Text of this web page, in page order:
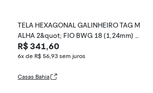
TELA HEXAGONAL GALINHEIRO TAG M
ALHA 2&quot; FIO BWG 18 (1,24mm) R
L 50X0,6m
R$ 341,60
6x de R$ 56,93 sem juros
Casas Bahia